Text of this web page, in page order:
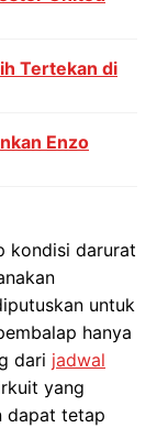
Tertekan di
Enzo
kondisi darurat
untuk
hanya
dari jadwal
yang
dapat tetap